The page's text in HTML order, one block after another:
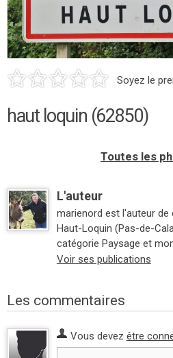
Soyez le
haut loquin (62850)
Toutes les
L'auteur
marienord est l'auteur
Haut-Loquin (Pas-de-
catégorie Paysage et
Voir ses publications
Les commentaires
Vous devez être